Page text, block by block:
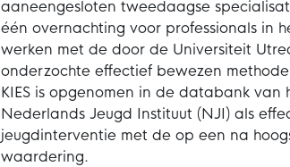
aaneengesloten tweedaagse
één overnachting voor professionals in
werken met de door de Universiteit
onderzochte effectief bewezen methode
KIES is opgenomen in de databank van
Nederlands Jeugd Instituut (NJI) als
jeugdinterventie met de op een na
waardering.